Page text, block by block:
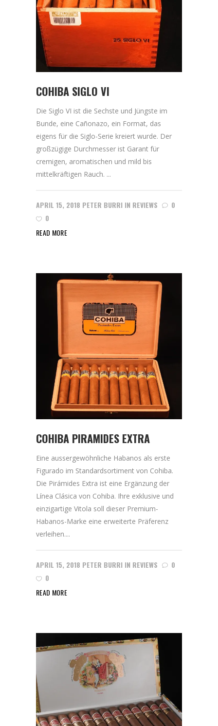
COHIBA SIGLO VI
Die Siglo VI ist die Sechste und Jüngste im
Bunde, eine Cañonazo, ein Format, das
eigens für die Siglo-Serie kreiert wurde. Der
großzügige Durchmesser ist Garant für
cremigen, aromatischen und mild bis
mittelkräftigen Rauch. ...
APRIL 15, 2018 PETER BURRI IN REVIEWS
0
0
READ MORE
COHIBA PIRAMIDES EXTRA
Eine aussergewöhnliche Habanos als erste
Figurado im Standardsortiment von Cohiba.
Die Pirámides Extra ist eine Ergänzung der
Línea Clásica von Cohiba. Ihre exklusive und
einzigartige Vitola soll dieser Premium-
Habanos-Marke eine erweiterte Präferenz
verleihen....
APRIL 15, 2018 PETER BURRI IN REVIEWS
0
0
READ MORE